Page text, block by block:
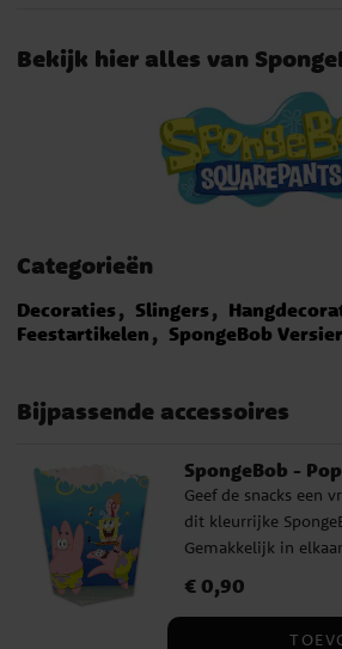
Bekijk hier alles van
Categorieën
Decoraties Slingers
Feestartikelen
SpongeBob
Bijpassende accessoires
SpongeBob -
Geef de snacks een
dit kleurrijke
Gemakkelijk in
voor popcorn op een
Prijs :€ 0,90
€ 0,90